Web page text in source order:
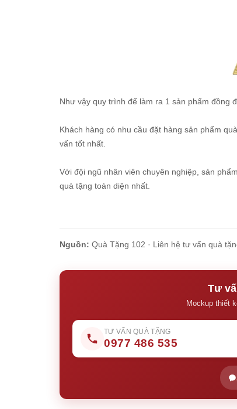
Như vậy quy trình để làm ra 1 sản phẩm đồng
Khách hàng có nhu cầu đặt hàng sản phẩm quà
vấn tốt nhất.
Với đội ngũ nhân viên chuyên nghiệp, sản
quà tặng toàn diện nhất.
Nguồn: Quà Tặng 102 · Liên hệ tư vấn quà
Tư
Mockup thiết
TƯ VẤN QUÀ TẶNG
0977 486 535